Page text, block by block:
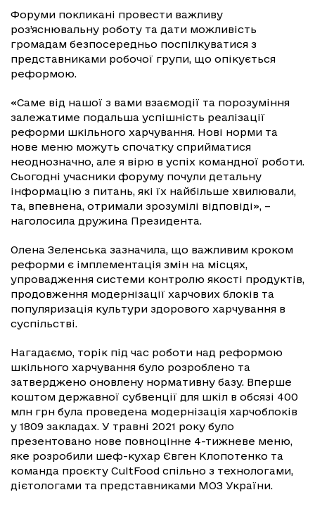
Форуми покликані провести важливу
роз’яснювальну роботу та дати можливість
громадам безпосередньо поспілкуватися з
представниками робочої групи, що опікується
реформою.
«Саме від нашої з вами взаємодії та порозуміння
залежатиме подальша успішність реалізації
реформи шкільного харчування. Нові норми та
нове меню можуть спочатку сприйматися
неоднозначно, але я вірю в успіх командної роботи.
Сьогодні учасники форуму почули детальну
інформацію з питань, які їх найбільше хвилювали,
та, впевнена, отримали зрозумілі відповіді», –
наголосила дружина Президента.
Олена Зеленська зазначила, що важливим кроком
реформи є імплементація змін на місцях,
упровадження системи контролю якості продуктів,
продовження модернізації харчових блоків та
популяризація культури здорового харчування в
суспільстві.
Нагадаємо, торік під час роботи над реформою
шкільного харчування було розроблено та
затверджено оновлену нормативну базу. Вперше
коштом державної субвенції для шкіл в обсязі 400
млн грн була проведена модернізація харчоблоків
у 1809 закладах. У травні 2021 року було
презентовано нове повноцінне 4-тижневе меню,
яке розробили шеф-кухар Євген Клопотенко та
команда проєкту CultFood спільно з технологами,
дієтологами та представниками МОЗ України.